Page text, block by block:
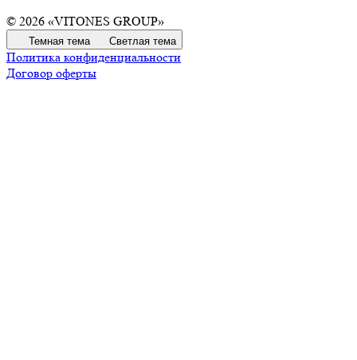
© 2026 «VITONES GROUP»
Темная тема Светлая тема
Политика конфиденциальности
Договор оферты